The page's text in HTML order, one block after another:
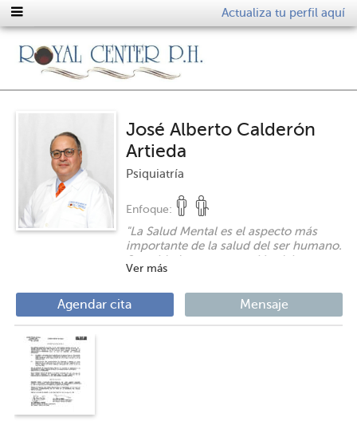
Actualiza tu perfil aquí
José Alberto Calderón
Artieda
Psiquiatría
Enfoque:
"La Salud Mental es el aspecto más
importante de la salud del ser humano.
Su cuidado y recuperación debe estar
en manos idóneas. La Psiquiatría
MEDICINA y las enfermedades o
alteraciones psiquiátricas son
Ver más
Agendar cita Mensaje